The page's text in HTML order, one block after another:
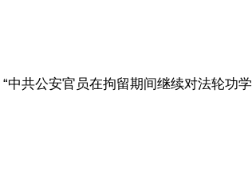
中共公安官员在拘留期间继续对法轮功学